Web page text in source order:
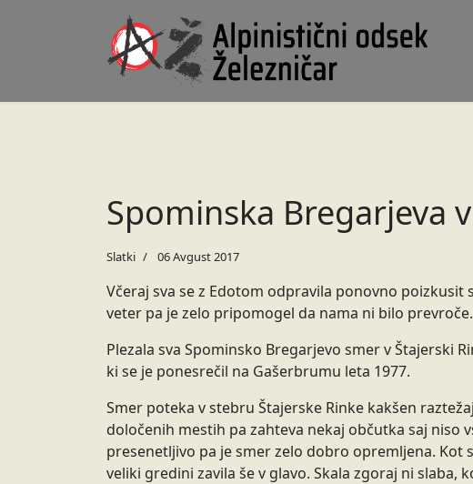
Spominska Bregarjeva
Slatki 06 Avgust 2017
Včeraj sva se z Edotom odpravila ponovno
veter pa je zelo pripomogel da nama ni bilo prevroče.
Plezala sva Spominsko Bregarjevo smer v Štajerski
ki se je ponesrečil na Gašerbrumu leta 1977.
Smer poteka v stebru Štajerske Rinke kakšen
določenih mestih pa zahteva nekaj občutka saj niso
presenetljivo pa je smer zelo dobro opremljena. Kot
veliki gredini zavila še v glavo. Skala zgoraj ni slaba,